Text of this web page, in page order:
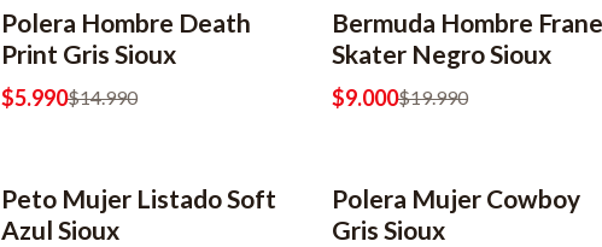
-60% OFF
2x8990
Polera Hombre Death
Print Gris Sioux
$5.990$14.990
-55% OFF
Bermuda Hombre
Skater Negro Sioux
$9.000$19.990
-50% OFF
2x6990
Peto Mujer Listado Soft
Azul Sioux
-62% OFF
2x6990
Polera Mujer Cowboy
Gris Sioux